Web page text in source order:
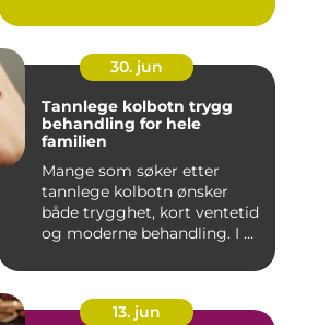
30. jun
Tannlege kolbotn trygg
behandling for hele
familien
Mange som søker etter
tannlege kolbotn ønsker
både trygghet, kort ventetid
og moderne behandling. I ...
13. jun